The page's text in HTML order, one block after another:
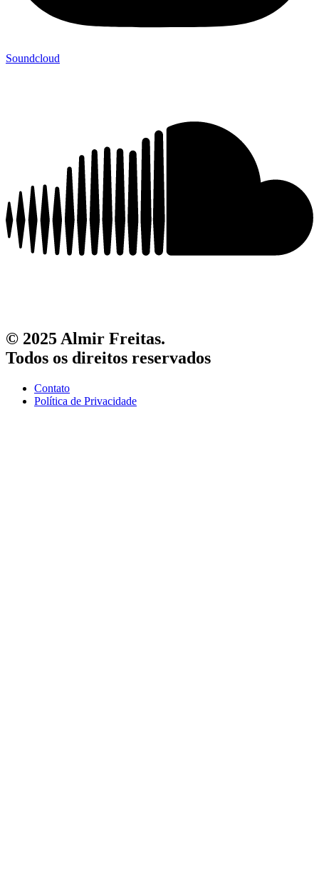
Soundcloud
© 2025 Almir Freitas.
Todos os direitos reservados
Contato
Política de Privacidade